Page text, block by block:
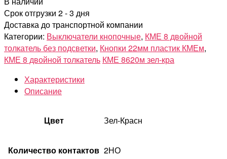
Срок отгрузки 2 - 3 дня
Доставка до транспортной компании
Категории: Выключатели кнопочные, КМЕ 8 двойной
толкатель без подсветки, Кнопки 22мм пластик КМЕм,
КМЕ 8 двойной толкатель КМЕ 8620м зел-кра
Характеристики
Описание
Цвет Зел-Красн
Количество контактов 2НО